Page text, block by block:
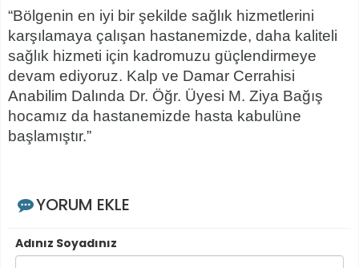
“Bölgenin en iyi bir şekilde sağlık hizmetlerini
karşılamaya çalışan hastanemizde, daha kaliteli
sağlık hizmeti için kadromuzu güçlendirmeye
devam ediyoruz. Kalp ve Damar Cerrahisi
Anabilim Dalında Dr. Öğr. Üyesi M. Ziya Bağış
hocamız da hastanemizde hasta kabulüne
başlamıştır.”
YORUM EKLE
Adınız Soyadınız